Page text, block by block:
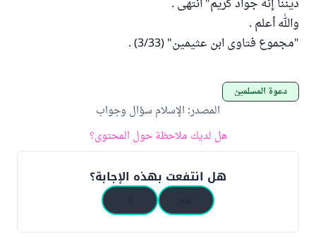
ديننا إنه جواد كريم" انتهى .
والله أعلم .
"مجموع فتاوى ابن عثيمين" (3/33) .
دعوة المسلمين
المصدر: الإسلام سؤال وجواب
هل لديك ملاحظة حول المحتوى؟
هل انتفعت بهذه الإجابة؟